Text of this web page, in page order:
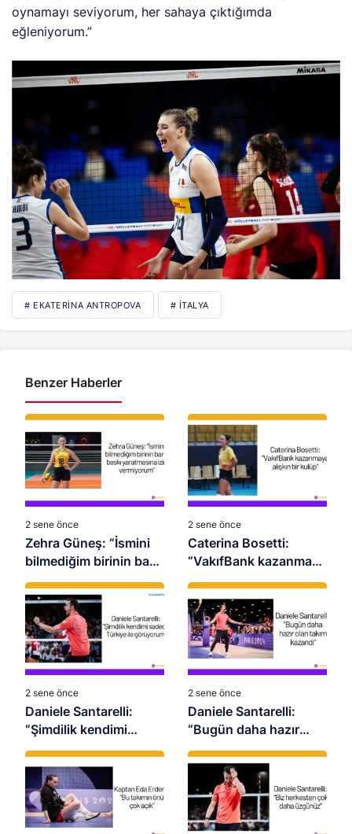
oynamayı seviyorum, her sahaya çıktığımda
eğleniyorum.”
# EKATERINA ANTROPOVA # İTALYA
Benzer Haberler
2 sene önce
Zehra Güneş: “İsmini
bilmediğim birinin bana
baskı yaratmasına izin
vermiyorum”
2 sene önce
Caterina Bosetti:
“VakıfBank kazanmaya
alışkın bir kulüp”
2 sene önce
Daniele Santarelli:
“Şimdilik kendimi
sadece Türkiye ile
görüyorum”
2 sene önce
Daniele Santarelli:
“Bugün daha hazır
olan takım kazandı”